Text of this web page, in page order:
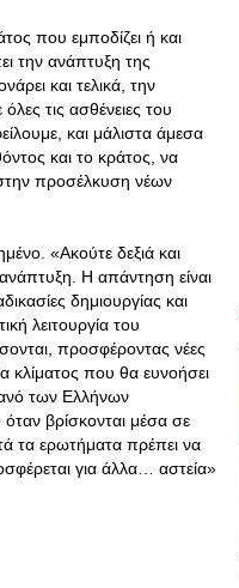
που εμποδίζει ή και
την ανάπτυξη της
και τελικά, την
τις ασθένειες του
και μάλιστα άμεσα
και το κράτος, να
προσέλκυση νέων
«Ακούτε δεξιά και
Η απάντηση είναι
δημιουργίας και
λειτουργία του
προσφέροντας νέες
κλίματος που θα ευνοήσει
των Ελλήνων
όταν βρίσκονται μέσα σε
τα ερωτήματα πρέπει να
για άλλα… αστεία»